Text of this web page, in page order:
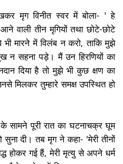
मृग विनीत स्वर में बोला- ' हे
वाली तीन मृगियों तथा छोटे-छोटे
भी मारने में विलंब न करो, ताकि मुझे
न सहना पड़े। मैं उन हिरणियों का
दिया है तो मुझे भी कुछ क्षण का
मिलकर तुम्हारे समक्ष उपस्थित हो
सामने पूरी रात का घटनाचक्र घूम
दी। तब मृग ने कहा- 'मेरी तीनों
होकर गई हैं, मेरी मृत्यु से अपने धर्म